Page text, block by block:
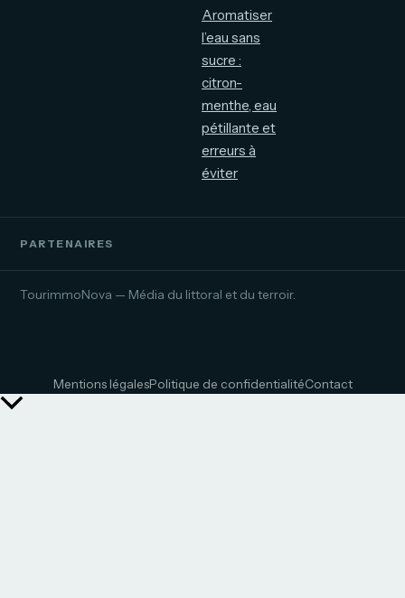
Aromatiser
l’eau sans
sucre :
citron-
menthe, eau
pétillante et
erreurs à
éviter
PARTENAIRES
TourimmoNova — Média du littoral et du terroir.
Mentions légalesPolitique de confidentialitéContact